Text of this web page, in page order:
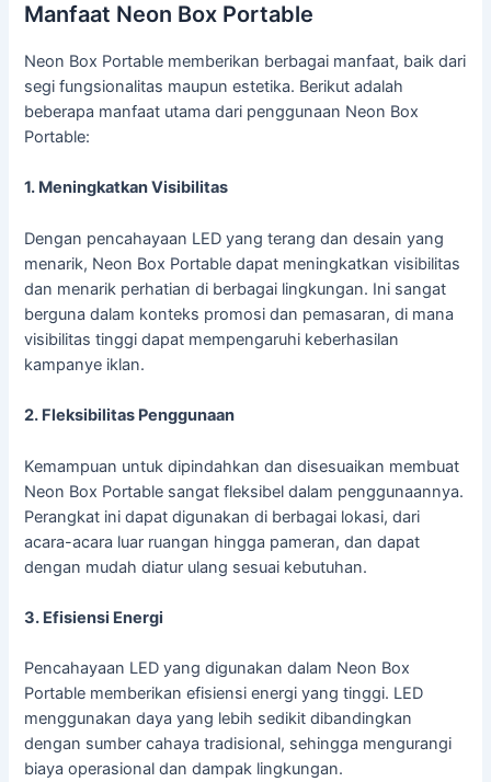
Manfaat Neon Box Portable
Neon Box Portable memberikan berbagai manfaat, baik dari
segi fungsionalitas maupun estetika. Berikut adalah
beberapa manfaat utama dari penggunaan Neon Box
Portable:
1. Meningkatkan Visibilitas
Dengan pencahayaan LED yang terang dan desain yang
menarik, Neon Box Portable dapat meningkatkan visibilitas
dan menarik perhatian di berbagai lingkungan. Ini sangat
berguna dalam konteks promosi dan pemasaran, di mana
visibilitas tinggi dapat mempengaruhi keberhasilan
kampanye iklan.
2. Fleksibilitas Penggunaan
Kemampuan untuk dipindahkan dan disesuaikan membuat
Neon Box Portable sangat fleksibel dalam penggunaannya.
Perangkat ini dapat digunakan di berbagai lokasi, dari
acara-acara luar ruangan hingga pameran, dan dapat
dengan mudah diatur ulang sesuai kebutuhan.
3. Efisiensi Energi
Pencahayaan LED yang digunakan dalam Neon Box
Portable memberikan efisiensi energi yang tinggi. LED
menggunakan daya yang lebih sedikit dibandingkan
dengan sumber cahaya tradisional, sehingga mengurangi
biaya operasional dan dampak lingkungan.